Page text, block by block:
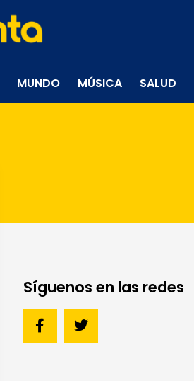
MUNDO MÚSICA SALUD
Síguenos en las redes